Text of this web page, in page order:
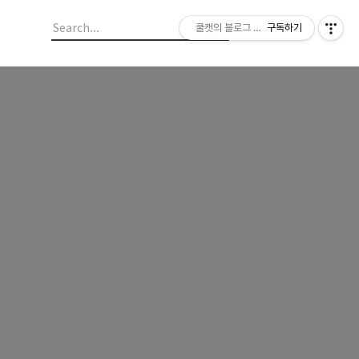
쿨캣의 블로그 놀이구독하기